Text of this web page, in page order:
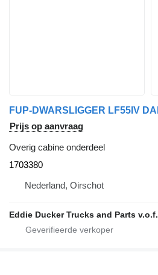
Prijs op aanvraag
Overig cabine onderdeel
1703380
Nederland, Oirschot
Eddie Ducker Trucks and Parts v.o.f.